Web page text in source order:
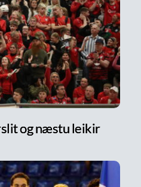
og næstu leikir